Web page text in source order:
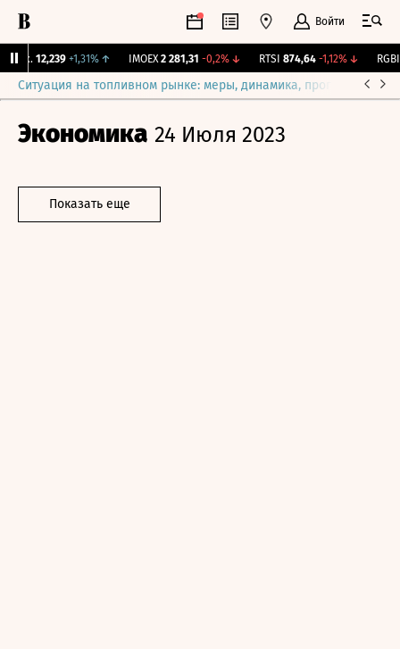
Войти
12,239 +1,31% ↑ IMOEX 2 281,31 -0,2%↓ RTSI 874,64 -1,12%↓ RGBI
Ситуация на топливном рынке: меры, динамика, прогнозы
Экономика 24 Июля 2023
Показать еще